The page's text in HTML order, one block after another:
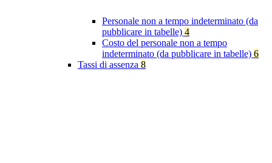
Personale non a tempo indeterminato (da
pubblicare in tabelle) 4
Costo del personale non a tempo
indeterminato (da pubblicare in tabelle) 6
Tassi di assenza 8